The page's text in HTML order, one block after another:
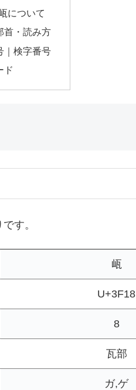
について
首・読み方
｜検字番号
ド
す。
㼘
U+3F18
8
瓦部
ガ,ゲ